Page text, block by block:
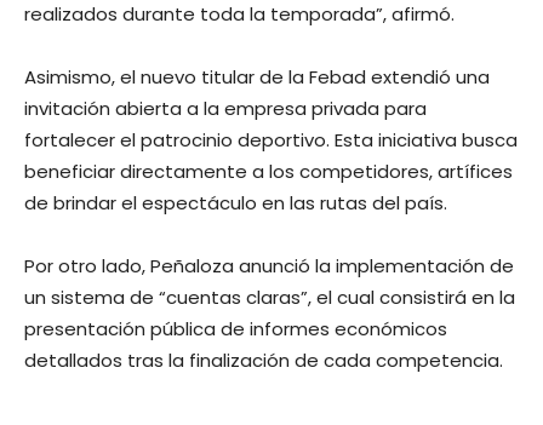
realizados durante toda la temporada”, afirmó.
Asimismo, el nuevo titular de la Febad extendió una
invitación abierta a la empresa privada para
fortalecer el patrocinio deportivo. Esta iniciativa busca
beneficiar directamente a los competidores, artífices
de brindar el espectáculo en las rutas del país.
Por otro lado, Peñaloza anunció la implementación de
un sistema de “cuentas claras”, el cual consistirá en la
presentación pública de informes económicos
detallados tras la finalización de cada competencia.